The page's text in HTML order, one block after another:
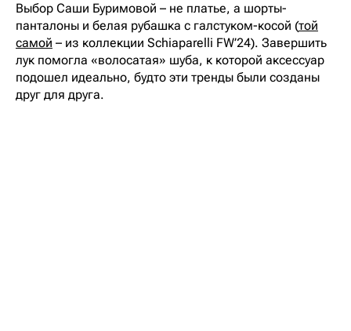
Выбор Саши Буримовой – не платье, а шорты-
панталоны и белая рубашка с галстуком-косой (той
самой – из коллекции Schiaparelli FW’24). Завершить
лук помогла «волосатая» шуба, к которой аксессуар
подошел идеально, будто эти тренды были созданы
друг для друга.